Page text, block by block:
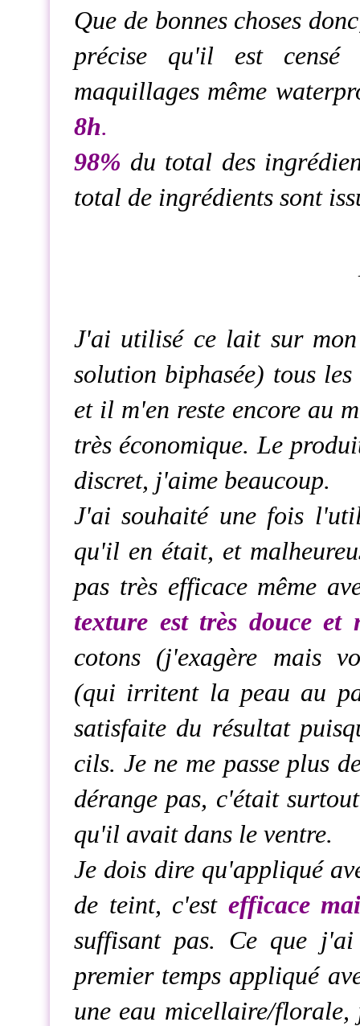
Que de bonnes choses
précise qu'il est
maquillages même
8h.
98% du total des
total de ingrédients sont
J'ai utilisé ce lait sur mon
solution biphasée) tous
et il m'en reste encore au
très économique. Le
discret, j'aime beaucoup.
J'ai souhaité une fois
qu'il en était, et
pas très efficace même
texture est très douce
cotons (j'exagère mais
(qui irritent la peau au
satisfaite du résultat
cils. Je ne me passe plus
dérange pas, c'était
qu'il avait dans le ventre.
Je dois dire qu'appliqué
de teint, c'est efficace
suffisant pas. Ce que
premier temps appliqué
une eau micellaire/